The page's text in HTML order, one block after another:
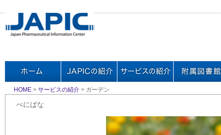
HOME > サービスの紹介 > ガーデン
べにばな